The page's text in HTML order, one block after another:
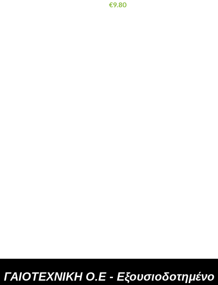
€9.80
ΓΑΙΟΤΕΧΝΙΚΗ Ο.Ε - Εξουσιοδοτημένο